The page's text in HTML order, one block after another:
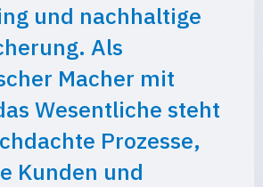
und nachhaltige
Als
Macher mit
Wesentliche steht
Prozesse,
Kunden und